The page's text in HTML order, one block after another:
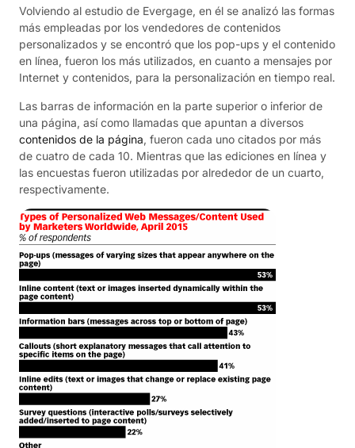
Volviendo al estudio de Evergage, en él se analizó las formas
más empleadas por los vendedores de contenidos
personalizados y se encontró que los pop-ups y el contenido
en línea, fueron los más utilizados, en cuanto a mensajes por
Internet y contenidos, para la personalización en tiempo real.
Las barras de información en la parte superior o inferior de
una página, así como llamadas que apuntan a diversos
contenidos de la página, fueron cada uno citados por más
de cuatro de cada 10. Mientras que las ediciones en línea y
las encuestas fueron utilizadas por alrededor de un cuarto,
respectivamente.